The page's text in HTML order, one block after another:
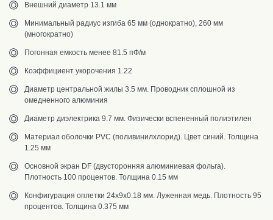
Внешний диаметр 13.1 мм
Минимальный радиус изгиба 65 мм (однократно), 260 мм
(многократно)
Погонная емкость менее 81.5 пФ/м
Коэффициент укорочения 1.22
Диаметр центральной жилы 3.5 мм. Проводник сплошной из
омедненного алюминия
Диаметр диэлектрика 9.7 мм. Физически вспененный полиэтилен
Материал оболочки PVC (поливинилхлорид). Цвет синий. Толщина
1.25 мм
Основной экран DF (двусторонняя алюминиевая фольга).
Плотность 100 процентов. Толщина 0.15 мм
Конфигурация оплетки 24х9х0.18 мм. Луженная медь. Плотность 95
процентов. Толщина 0.375 мм